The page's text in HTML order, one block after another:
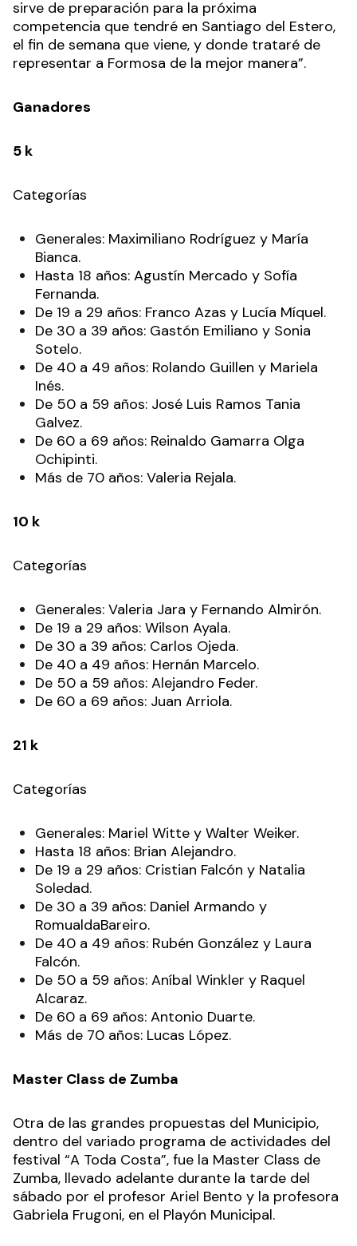
sirve de preparación para la próxima
competencia que tendré en Santiago del Estero,
el fin de semana que viene, y donde trataré de
representar a Formosa de la mejor manera”.
Ganadores
5 k
Categorías
Generales: Maximiliano Rodríguez y María
Bianca.
Hasta 18 años: Agustín Mercado y Sofía
Fernanda.
De 19 a 29 años: Franco Azas y Lucía Míquel.
De 30 a 39 años: Gastón Emiliano y Sonia
Sotelo.
De 40 a 49 años: Rolando Guillen y Mariela
Inés.
De 50 a 59 años: José Luis Ramos Tania
Galvez.
De 60 a 69 años: Reinaldo Gamarra Olga
Ochipinti.
Más de 70 años: Valeria Rejala.
10 k
Categorías
Generales: Valeria Jara y Fernando Almirón.
De 19 a 29 años: Wilson Ayala.
De 30 a 39 años: Carlos Ojeda.
De 40 a 49 años: Hernán Marcelo.
De 50 a 59 años: Alejandro Feder.
De 60 a 69 años: Juan Arriola.
21 k
Categorías
Generales: Mariel Witte y Walter Weiker.
Hasta 18 años: Brian Alejandro.
De 19 a 29 años: Cristian Falcón y Natalia
Soledad.
De 30 a 39 años: Daniel Armando y
RomualdaBareiro.
De 40 a 49 años: Rubén González y Laura
Falcón.
De 50 a 59 años: Aníbal Winkler y Raquel
Alcaraz.
De 60 a 69 años: Antonio Duarte.
Más de 70 años: Lucas López.
Master Class de Zumba
Otra de las grandes propuestas del Municipio,
dentro del variado programa de actividades del
festival “A Toda Costa”, fue la Master Class de
Zumba, llevado adelante durante la tarde del
sábado por el profesor Ariel Bento y la profesora
Gabriela Frugoni, en el Playón Municipal.